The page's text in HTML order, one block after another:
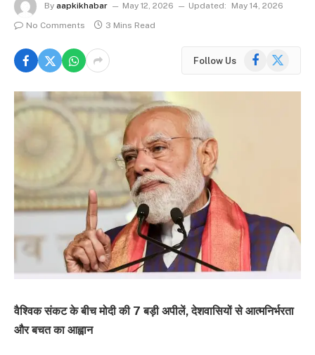
By aapkikhabar May 12, 2026 Updated:
May 14, 2026
No Comments
3 Mins Read
Follow Us Facebook
X
वैश्विक संकट के बीच मोदी की 7 बड़ी अपीलें, देशवासियों से आत्मनिर्भरता
और बचत का आह्वान